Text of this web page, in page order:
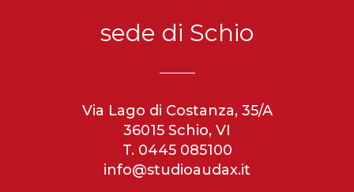
sede di Schio
Via Lago di Costanza, 35/A
36015 Schio, VI
T. 0445 085100
info@studioaudax.it